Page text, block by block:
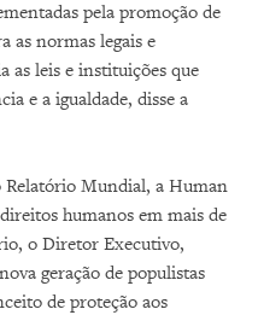
pela promoção de
as normas legais e
as leis e instituições que
e a igualdade, disse a
Relatório Mundial, a Human
humanos em mais de
o Diretor Executivo,
geração de populistas
de proteção aos